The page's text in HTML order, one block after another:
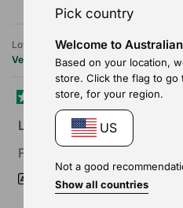
Lottis E.
Verificeret køber
Vurderet
5
af
5
stjerner
Læbepomade
Fungerer godt, læberne
Oversat fra svensk
Pick country
Welcome to
Based on your location,
store. Click the flag to go
store, for your region.
US
Not a good
Show all countries